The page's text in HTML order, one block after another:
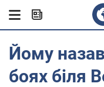
Йому
боях біля